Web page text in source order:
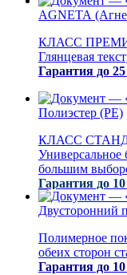
AGNETA
КЛАСС
Глянцевая
Гарантия до
Полиэстер (PE)
КЛАСС
большим
Гарантия до
Двусторонний
Полимерное
обеих сторон
Гарантия до